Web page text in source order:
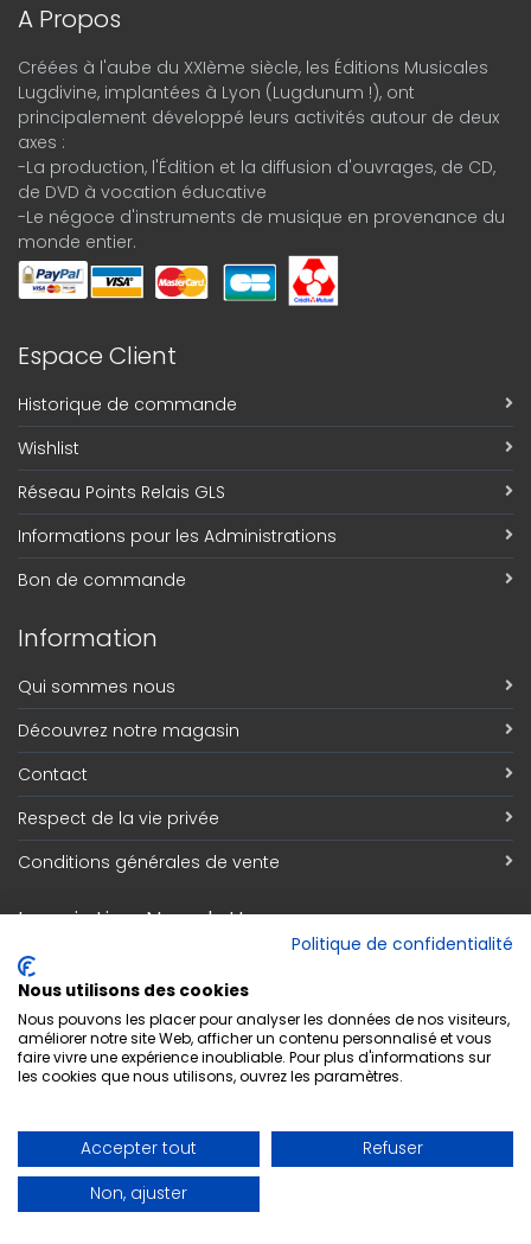
A Propos
Créées à l'aube du XXIème siècle, les Éditions Musicales
Lugdivine, implantées à Lyon (Lugdunum !), ont
principalement développé leurs activités autour de deux
axes :
-La production, l'Édition et la diffusion d'ouvrages, de CD,
de DVD à vocation éducative
-Le négoce d'instruments de musique en provenance du
monde entier.
Espace Client
Historique de commande
Wishlist
Réseau Points Relais GLS
Informations pour les Administrations
Bon de commande
Information
Qui sommes nous
Découvrez notre magasin
Contact
Respect de la vie privée
Conditions générales de vente
Inscription Newsletter
Adresse email
S'abonner
Politique de confidentialité
Nous utilisons des cookies
Nous pouvons les placer pour analyser les données de nos visiteurs,
améliorer notre site Web, afficher un contenu personnalisé et vous
faire vivre une expérience inoubliable. Pour plus d'informations sur
les cookies que nous utilisons, ouvrez les paramètres.
Accepter tout
Refuser
Non, ajuster